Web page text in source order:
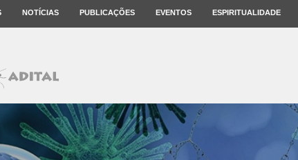
NOTÍCIAS PUBLICAÇÕES EVENTOS ESPIRITUALIDADE